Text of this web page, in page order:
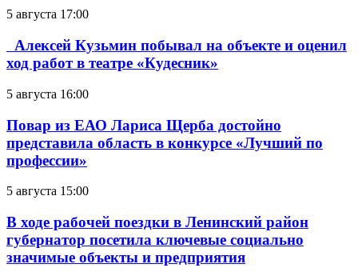
5 августа 17:00
Алексей Кузьмин побывал на объекте и оценил
ход работ в театре «Кудесник»
5 августа 16:00
Повар из ЕАО Лариса Щерба достойно
представила область в конкурсе «Лучший по
профессии»
5 августа 15:00
В ходе рабочей поездки в Ленинский район
губернатор посетила ключевые социально
значимые объекты и предприятия